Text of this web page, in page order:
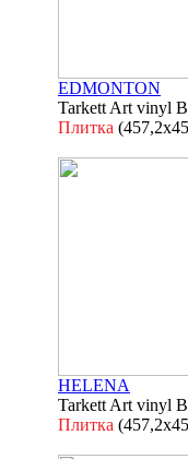
EDMONTON
Tarkett Art vinyl
Плитка
HELENA
Tarkett Art vinyl
Плитка